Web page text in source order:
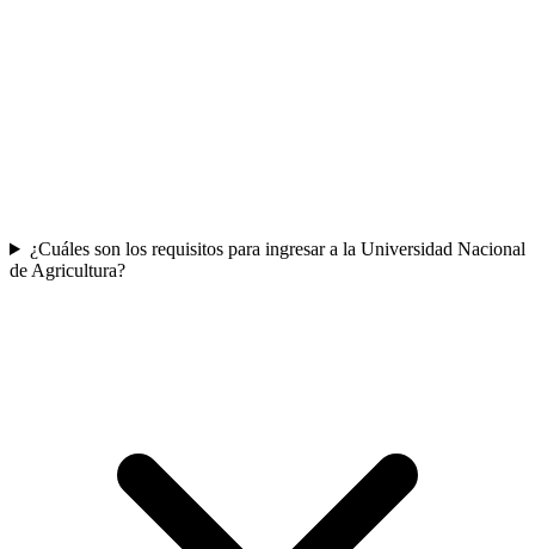
¿Cuáles son los requisitos para ingresar a la Universidad Nacional
de Agricultura?